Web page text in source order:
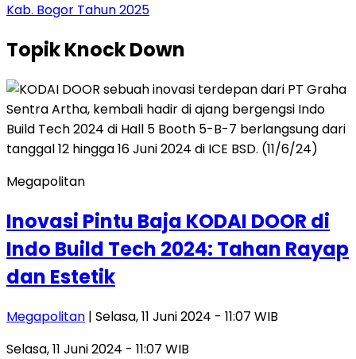
Kab. Bogor Tahun 2025
TopikKnock Down
Megapolitan
Inovasi Pintu Baja KODAI DOOR di
Indo Build Tech 2024: Tahan Rayap
dan Estetik
Megapolitan | Selasa, 11 Juni 2024 - 11:07 WIB
Selasa, 11 Juni 2024 - 11:07 WIB